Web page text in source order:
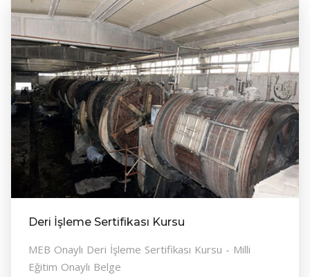
Deri İşleme Sertifikası Kursu
MEB Onaylı Deri İşleme Sertifikası Kursu - Milli
Eğitim Onaylı Belge